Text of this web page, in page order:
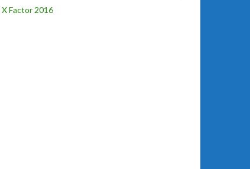
X Factor 2016